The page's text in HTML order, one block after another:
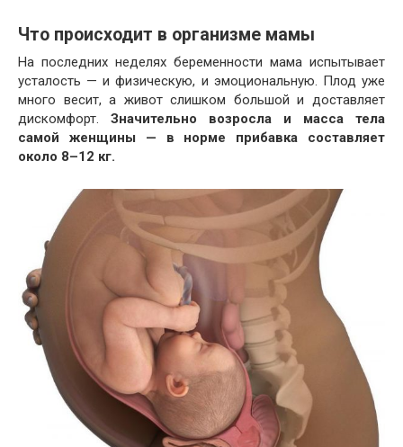
Что происходит в организме мамы
На последних неделях беременности мама испытывает
усталость — и физическую, и эмоциональную. Плод уже
много весит, а живот слишком большой и доставляет
дискомфорт. Значительно возросла и масса тела
самой женщины — в норме прибавка составляет
около 8–12 кг.